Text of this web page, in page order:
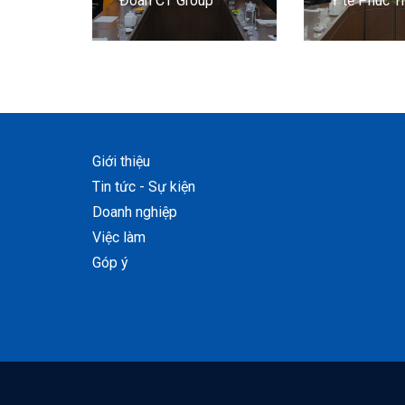
Giới thiệu
Tin tức - Sự kiện
Doanh nghiệp
Việc làm
Góp ý